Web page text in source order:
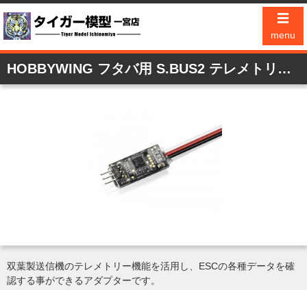
☰
menu
HOBBYWING フタバ用 S.BUS2 テレメトリーアダプター
双葉製送信機のテレメトリー機能を活用し、ESCの各種データを確
認する事ができるアダプターです。